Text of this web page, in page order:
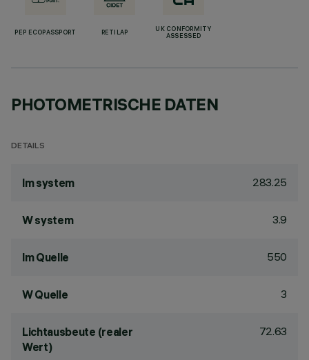
PEP ECOPASSPORT RETILAP
UK CONFORMITY
ASSESSED
PHOTOMETRISCHE DATEN
DETAILS
lm system 283.25
W system 3.9
lm Quelle 550
W Quelle 3
Lichtausbeute (realer
Wert)
72.63